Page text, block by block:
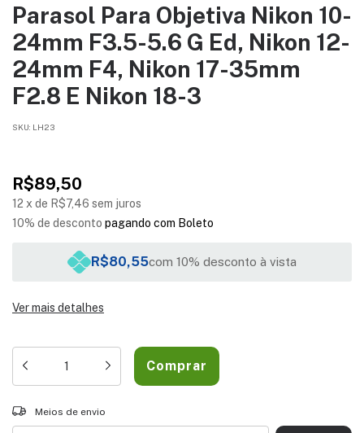
Parasol Para Objetiva Nikon 10-
24mm F3.5-5.6 G Ed, Nikon 12-
24mm F4, Nikon 17-35mm
F2.8 E Nikon 18-3
SKU: LH23
12 x de R$7,46 sem juros
10% de desconto pagando com Boleto
R$80,55com 10% desconto à vista
Ver mais detalhes
R$89,50
Entregas para o CEP:
Meios de envio